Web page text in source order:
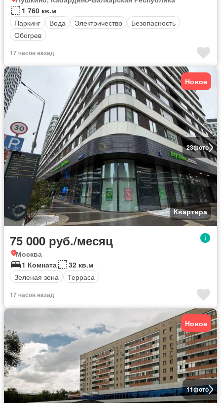
1 760 кв.м
Паркинг
Вода Электричество
Безопасность
Обогрев
17 часов назад
23фото
Новое
Квартира
75 000 руб./месяц
Москва
1 Комната
32 кв.м
Зеленая зона
Терраса
17 часов назад
11фото
Новое